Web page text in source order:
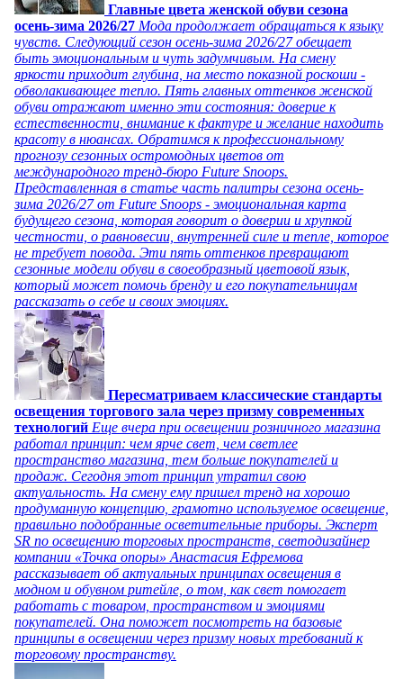
Главные цвета женской обуви сезона
осень-зима 2026/27 Мода продолжает обращаться к языку
чувств. Следующий сезон осень-зима 2026/27 обещает
быть эмоциональным и чуть задумчивым. На смену
яркости приходит глубина, на место показной роскоши -
обволакивающее тепло. Пять главных оттенков женской
обуви отражают именно эти состояния: доверие к
естественности, внимание к фактуре и желание находить
красоту в нюансах. Обратимся к профессиональному
прогнозу сезонных остромодных цветов от
международного тренд-бюро Future Snoops.
Представленная в статье часть палитры сезона осень-
зима 2026/27 от Future Snoops - эмоциональная карта
будущего сезона, которая говорит о доверии и хрупкой
честности, о равновесии, внутренней силе и тепле, которое
не требует повода. Эти пять оттенков превращают
сезонные модели обуви в своеобразный цветовой язык,
который может помочь бренду и его покупательницам
рассказать о себе и своих эмоциях.
Пересматриваем классические стандарты
освещения торгового зала через призму современных
технологий Еще вчера при освещении розничного магазина
работал принцип: чем ярче свет, чем светлее
пространство магазина, тем больше покупателей и
продаж. Сегодня этот принцип утратил свою
актуальность. На смену ему пришел тренд на хорошо
продуманную концепцию, грамотно используемое освещение,
правильно подобранные осветительные приборы. Эксперт
SR по освещению торговых пространств, светодизайнер
компании «Точка опоры» Анастасия Ефремова
рассказывает об актуальных принципах освещения в
модном и обувном ритейле, о том, как свет помогает
работать с товаром, пространством и эмоциями
покупателей. Она поможет посмотреть на базовые
принципы в освещении через призму новых требований к
торговому пространству.